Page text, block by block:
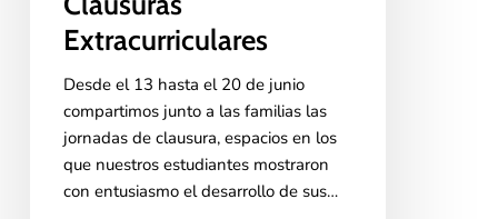
Extracurriculares
Desde el 13 hasta el 20 de junio
compartimos junto a las familias las
jornadas de clausura, espacios en los
que nuestros estudiantes mostraron
con entusiasmo el desarrollo de sus…